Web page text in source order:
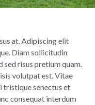
at. Adipiscing elit
Diam sollicitudin
sed risus pretium quam.
volutpat est. Vitae
tristique senectus et
consequat interdum